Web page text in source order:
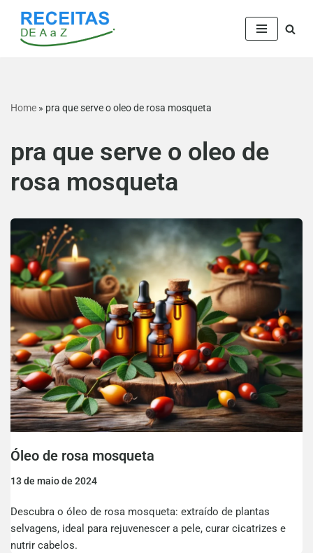
Pular
Home » pra que serve o oleo de rosa mosqueta
pra que serve o oleo de
rosa mosqueta
Óleo de rosa mosqueta
13 de maio de 2024
Descubra o óleo de rosa mosqueta: extraído de plantas
selvagens, ideal para rejuvenescer a pele, curar cicatrizes e
nutrir cabelos.